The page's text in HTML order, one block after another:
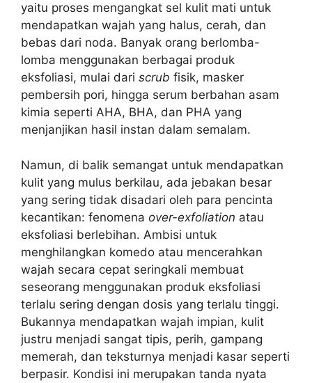
yaitu proses mengangkat sel kulit mati untuk
mendapatkan wajah yang halus, cerah, dan
bebas dari noda. Banyak orang berlomba-
lomba menggunakan berbagai produk
eksfoliasi, mulai dari scrub fisik, masker
pembersih pori, hingga serum berbahan asam
kimia seperti AHA, BHA, dan PHA yang
menjanjikan hasil instan dalam semalam.
Namun, di balik semangat untuk mendapatkan
kulit yang mulus berkilau, ada jebakan besar
yang sering tidak disadari oleh para pencinta
kecantikan: fenomena over-exfoliation atau
eksfoliasi berlebihan. Ambisi untuk
menghilangkan komedo atau mencerahkan
wajah secara cepat seringkali membuat
seseorang menggunakan produk eksfoliasi
terlalu sering dengan dosis yang terlalu tinggi.
Bukannya mendapatkan wajah impian, kulit
justru menjadi sangat tipis, perih, gampang
memerah, dan teksturnya menjadi kasar seperti
berpasir. Kondisi ini merupakan tanda nyata